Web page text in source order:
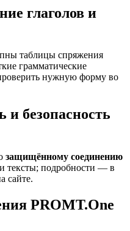
глаголов и
таблицы спряжения
грамматические
нужную форму во
безопасность
защищённому соединению
тексты; подробности — в
сайте.
PROMT.One